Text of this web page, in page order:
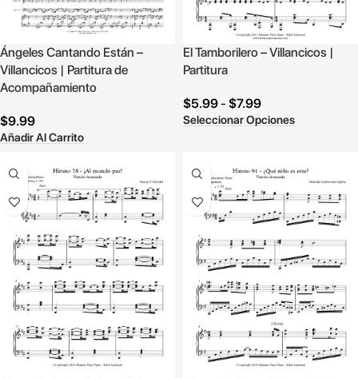
Ángeles Cantando Están –
Villancicos | Partitura de
Acompañamiento
$9.99
Añadir Al Carrito
El Tamborilero – Villancicos |
Partitura
$5.99- $7.99
Seleccionar Opciones